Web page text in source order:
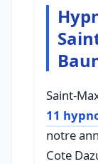
Saint-
11
notre
Cote